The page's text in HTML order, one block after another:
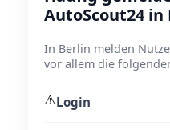
AutoScout24 in
In Berlin melden
vor allem die
⚠️Login